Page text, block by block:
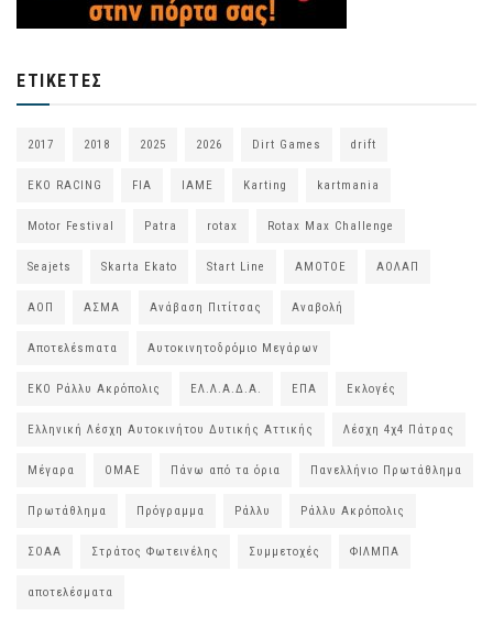
ΕΤΙΚΈΤΕΣ
2017 2018 2025 2026 Dirt Games drift
EKO RACING FIA IAME Karting kartmania
Motor Festival Patra rotax Rotax Max Challenge
Seajets Skarta Ekato Start Line ΑΜΟΤΟΕ ΑΟΛΑΠ
ΑΟΠ ΑΣΜΑ Ανάβαση Πιτίτσας Αναβολή
Αποτελέsmατα Αυτοκινητοδρόμιο Μεγάρων
ΕΚΟ Ράλλυ Ακρόπολις ΕΛ.Λ.Α.Δ.Α. ΕΠΑ Εκλογές
Ελληνική Λέσχη Αυτοκινήτου Δυτικής Αττικής Λέσχη 4χ4 Πάτρας
Μέγαρα ΟΜΑΕ Πάνω από τα όρια Πανελλήνιο Πρωτάθλημα
Πρωτάθλημα Πρόγραμμα Ράλλυ Ράλλυ Ακρόπολις
ΣΟΑΑ Στράτος Φωτεινέλης Συμμετοχές ΦΙΛΜΠΑ
αποτελέσματα